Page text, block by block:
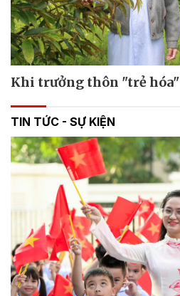
Khi trưởng thôn "trẻ hóa"
TIN TỨC - SỰ KIỆN